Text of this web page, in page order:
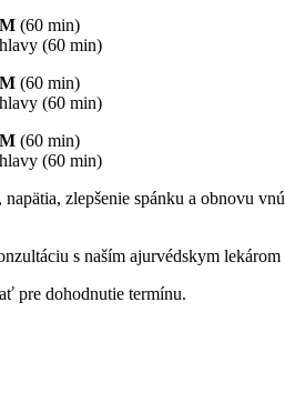
(60 min)
(60 min)
(60 min)
(60 min)
(60 min)
(60 min)
zlepšenie spánku a obnovu
s naším ajurvédskym
pre dohodnutie termínu.